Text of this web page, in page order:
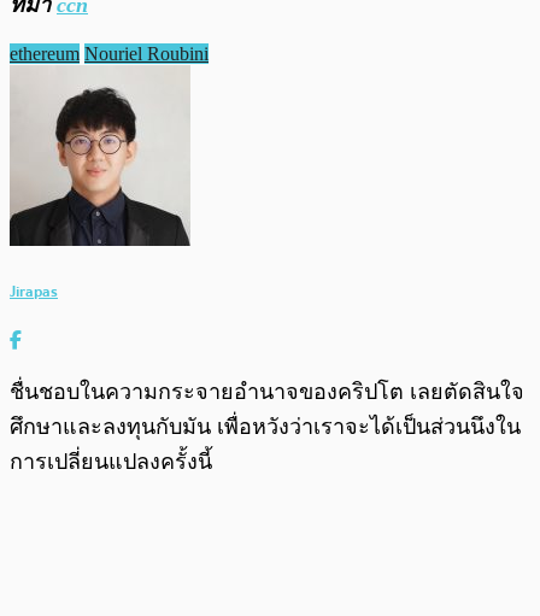
ที่มา ccn
ethereum Nouriel Roubini
Jirapas
ชื่นชอบในความกระจายอำนาจของคริปโต เลยตัดสินใจ
ศึกษาและลงทุนกับมัน เพื่อหวังว่าเราจะได้เป็นส่วนนึงใน
การเปลี่ยนแปลงครั้งนี้